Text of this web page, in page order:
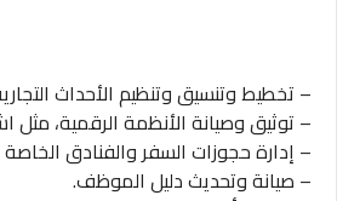
– تخطيط وتنسيق وتنظيم الأحداث
– توثيق وصيانة الأنظمة الرقمية، مثل
– إدارة حجوزات السفر والفنادق
– صيانة وتحديث دليل الموظف.